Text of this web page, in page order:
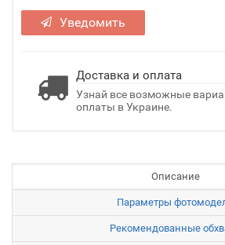
Уведомить
Доставка и оплата
Узнай все возможные
оплаты в Украине.
Описание
Параметры
Рекомендованные